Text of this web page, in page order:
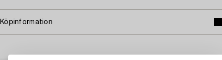
Köpinformation